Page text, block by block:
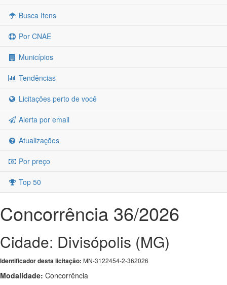
Busca Itens
Por CNAE
Municípios
Tendências
Licitações perto de você
Alerta por email
Atualizações
Por preço
Top 50
Concorrência 36/2026
Cidade: Divisópolis (MG)
Identificador desta licitação: MN-3122454-2-362026
Modalidade: Concorrência